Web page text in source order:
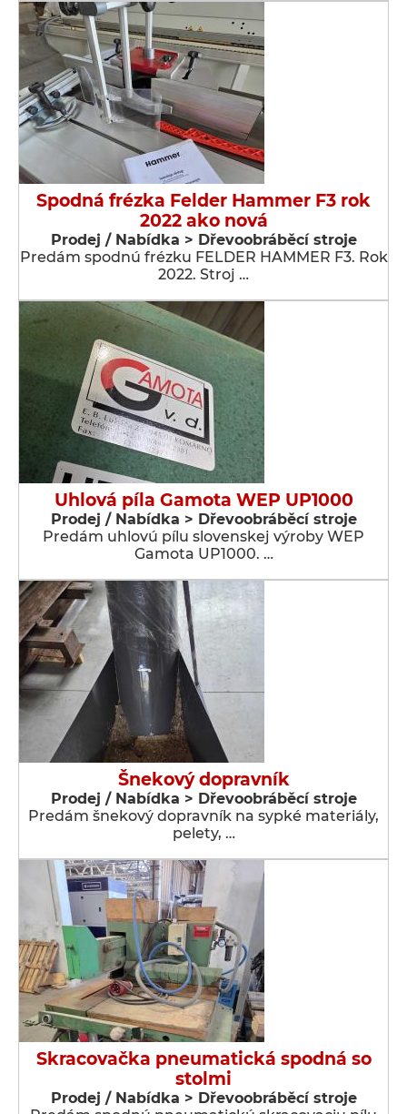
Spodná frézka Felder Hammer F3 rok
2022 ako nová
Prodej / Nabídka > Dřevoobráběcí stroje
Predám spodnú frézku FELDER HAMMER F3. Rok
2022. Stroj …
Uhlová píla Gamota WEP UP1000
Prodej / Nabídka > Dřevoobráběcí stroje
Predám uhlovú pílu slovenskej výroby WEP
Gamota UP1000. …
Šnekový dopravník
Prodej / Nabídka > Dřevoobráběcí stroje
Predám šnekový dopravník na sypké materiály,
pelety, …
Skracovačka pneumatická spodná so
stolmi
Prodej / Nabídka > Dřevoobráběcí stroje